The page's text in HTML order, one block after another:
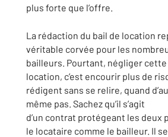
plus forte que l’offre.
La rédaction du bail de location
véritable corvée pour les
bailleurs. Pourtant, négliger cette
location, c’est encourir plus de
rédigent sans se relire, quand
même pas. Sachez qu’il s’agit
d’un contrat protégeant les deux
le locataire comme le bailleur. Il